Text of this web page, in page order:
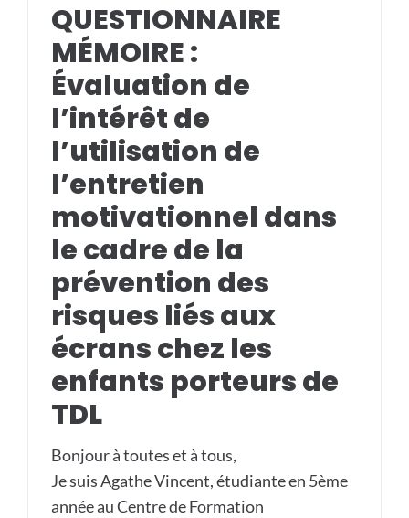
QUESTIONNAIRE
MÉMOIRE :
Évaluation de
l’intérêt de
l’utilisation de
l’entretien
motivationnel dans
le cadre de la
prévention des
risques liés aux
écrans chez les
enfants porteurs de
TDL
Bonjour à toutes et à tous,
Je suis Agathe Vincent, étudiante en 5ème
année au Centre de Formation